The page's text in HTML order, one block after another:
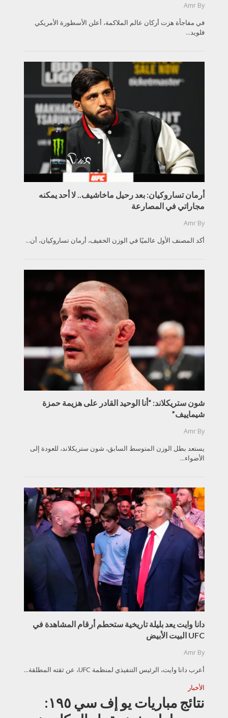
By
Amr
في مفاجأة هزت أركان عالم الملاكمة، أعلن الأسطورة الأمريكي
فلويد...
أرمان تساروكيان: بعد رحيل ماخاشيف.. لا أحد يمكنه
مجاراتي في المصارعة
By
Amr
أكد المصنف الأول عالميًا في الوزن الخفيف، أرمان تساروكيان، أن...
شون ستريكلاند: “أنا الوحيد القادر على هزيمة حمزة
شيماييف”
By
Amr
يستعد بطل الوزن المتوسط السابق، شون ستريكلاند، للعودة إلى
الأضواء...
دانا وايت يعد بليلة تاريخية ستحطم أرقام المشاهدة في
UFC البيت الأبيض
By
Amr
أعرب دانا وايت، الرئيس التنفيذي لمنظمة UFC، عن ثقته المطلقة...
الأخبار
نتائج مباريات يو إف سي ١٩٥: